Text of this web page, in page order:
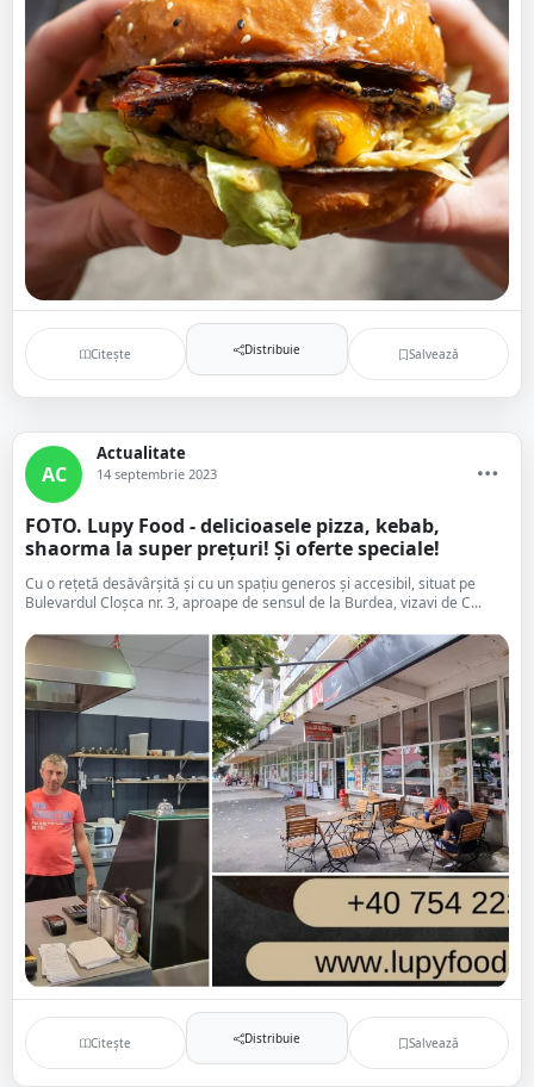
Citește Distribuie Salvează
AC
Actualitate
14 septembrie 2023
FOTO. Lupy Food - delicioasele pizza, kebab,
shaorma la super prețuri! Și oferte speciale!
Cu o rețetă desăvârșită și cu un spațiu generos și accesibil, situat pe
Bulevardul Cloșca nr. 3, aproape de sensul de la Burdea, vizavi de C...
Citește Distribuie Salvează